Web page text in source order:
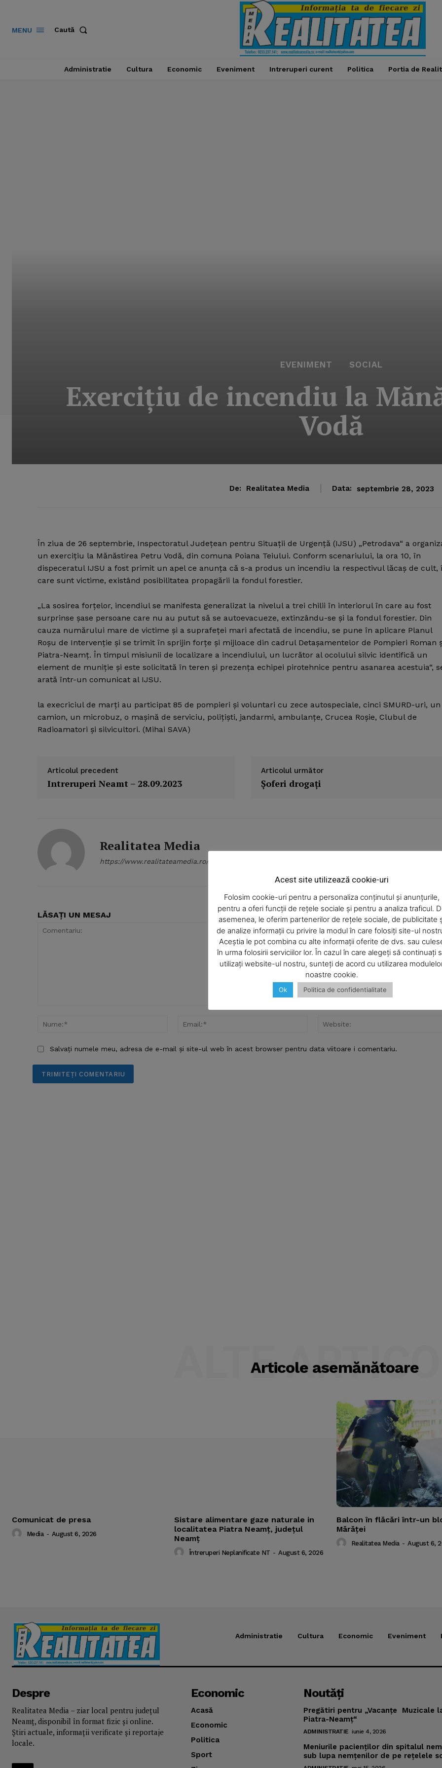
News Week
Company
About
Contact us
Subscription Plans
My account
MENU Caută
Administratie Cultura Economic Eveniment Intreruperi curent Politica Portia de
EVENIMENT SOCIAL
Exerciţiu de incendiu la
Vodă
De: Realitatea Media Data: septembrie 28, 2023
În ziua de 26 septembrie, Inspectoratul Judeţean pentru Situaţii de Urgenţă (IJSU) „Petrodava“ a
un exerciţiu la Mănăstirea Petru Vodă, din comuna Poiana Teiului. Conform scenariului, la ora 10, în
dispeceratul IJSU a fost primit un apel ce anunţa că s-a produs un incendiu la respectivul lăcaş de cult,
care sunt victime, existând posibilitatea propagării la fondul forestier.
„La sosirea forţelor, incendiul se manifesta generalizat la nivelul a trei chilii în interiorul în care au fost
surprinse şase persoane care nu au putut să se autoevacueze, extinzându-se şi la fondul forestier. Din
cauza numărului mare de victime şi a suprafeţei mari afectată de incendiu, se pune în aplicare Planul
Roşu de Intervenţie şi se trimit în sprijin forţe şi mijloace din cadrul Detaşamentelor de Pompieri Roman
Piatra-Neamţ. În timpul misiunii de localizare a incendiului, un lucrător al ocolului silvic identifică un
element de muniţie şi este solicitată în teren şi prezenţa echipei pirotehnice pentru asanarea acestuia“,
arată într-un comunicat al IJSU.
la execriciul de marţi au participat 85 de pompieri şi voluntari cu zece autospeciale, cinci SMURD-uri, un
camion, un microbuz, o maşină de serviciu, poliţişti, jandarmi, ambulanţe, Crucea Roşie, Clubul de
Radioamatori şi silvicultori. (Mihai SAVA)
Articolul precedent
Intreruperi Neamt – 28.09.2023
Articolul următor
Şoferi drogaţi
Realitatea Media
https://www.realitateamedia.ro/
LĂSAȚI UN MESAJ
Nume:*
Email:*
Salvați numele meu, adresa de e-mail și site-ul web în acest browser pentru data viitoare i comentariu.
Articole asemănătoare
ALTE
Comunicat de presa
Media - August 6, 2026
Sistare alimentare gaze naturale in
localitatea Piatra Neamț, județul
Neamț
Întreruperi Neplanificate NT - August 6, 2026
Balcon în flăcări într-un
Mărăţei
Realitatea Media - August 6,
Administratie Cultura Economic Eveniment
Despre
Realitatea Media – ziar local pentru județul
Neamț, disponibil în format fizic și online.
Știri actuale, informații verificate și reportaje
locale.
Economic
Acasă
Economic
Politica
Sport
Noutăţi
Pregătiri pentru „Vacanţe Muzicale
Piatra-Neamţ“
ADMINISTRATIE iunie 4, 2026
Meniurile pacienţilor din spitalul
sub lupa nemţenilor de pe reţelele
Acest site utilizează cookie-uri
Folosim cookie-uri pentru a personaliza conținutul și anunțurile,
pentru a oferi funcții de rețele sociale și pentru a analiza traficul.
asemenea, le oferim partenerilor de rețele sociale, de publicitate
de analize informații cu privire la modul în care folosiți site-ul
Aceștia le pot combina cu alte informații oferite de dvs. sau
în urma folosirii serviciilor lor. În cazul în care alegeți să continuați
utilizați website-ul nostru, sunteți de acord cu utilizarea
noastre cookie.
Ok Politica de confidentialitate